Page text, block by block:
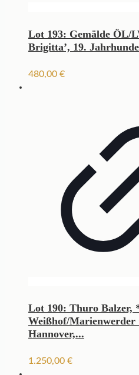
Lot 193: Gemälde ÖL/
Brigitta’, 19.
480,00 €
Lot 190: Thuro Balzer,
Weißhof/Marienwerder
Hannover,...
1.250,00 €